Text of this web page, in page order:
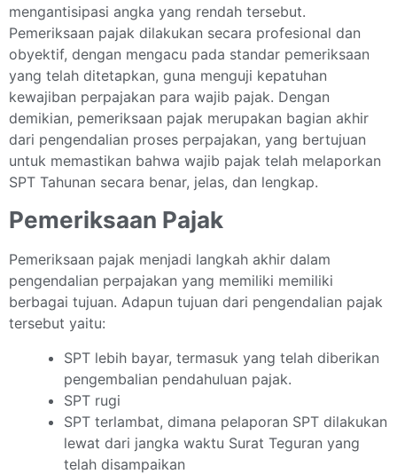
mengantisipasi angka yang rendah tersebut.
Pemeriksaan pajak dilakukan secara profesional dan
obyektif, dengan mengacu pada standar pemeriksaan
yang telah ditetapkan, guna menguji kepatuhan
kewajiban perpajakan para wajib pajak. Dengan
demikian, pemeriksaan pajak merupakan bagian akhir
dari pengendalian proses perpajakan, yang bertujuan
untuk memastikan bahwa wajib pajak telah melaporkan
SPT Tahunan secara benar, jelas, dan lengkap.
Pemeriksaan Pajak
Pemeriksaan pajak menjadi langkah akhir dalam
pengendalian perpajakan yang memiliki memiliki
berbagai tujuan. Adapun tujuan dari pengendalian pajak
tersebut yaitu:
SPT lebih bayar, termasuk yang telah diberikan
pengembalian pendahuluan pajak.
SPT rugi
SPT terlambat, dimana pelaporan SPT dilakukan
lewat dari jangka waktu Surat Teguran yang
telah disampaikan